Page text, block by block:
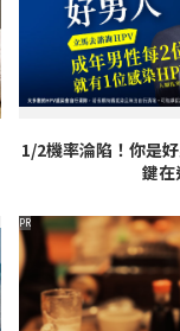
1/2機率淪陷！你是
鍵在
PR